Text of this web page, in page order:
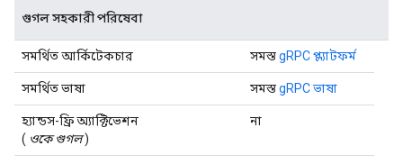
গুগল সহকারী পরিষেবা
সমর্থিত আর্কিটেকচার সমস্তgRPC প্ল্যাটফর্ম
সমর্থিত ভাষা সমস্তgRPC ভাষা
হ্যান্ডস-ফ্রি অ্যাক্টিভেশন
( ওকে গুগল)
না